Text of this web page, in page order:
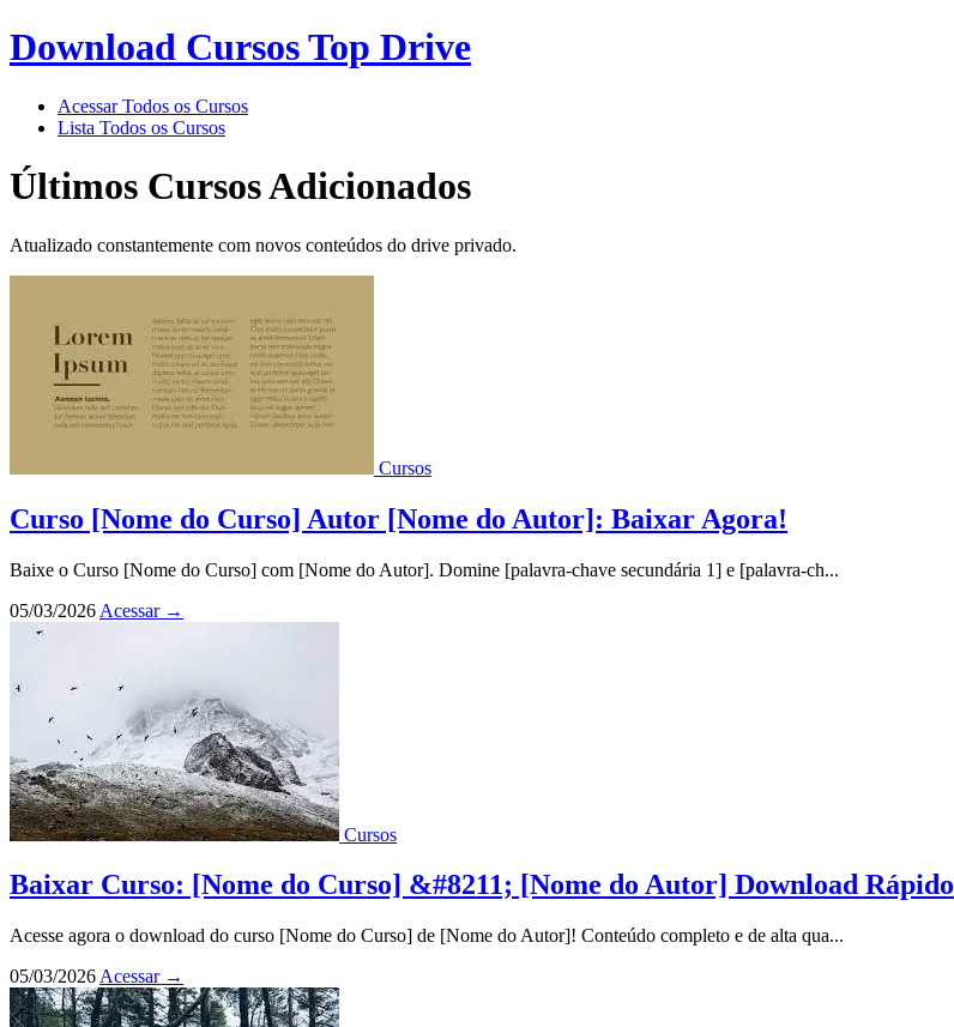
Download Cursos Top Drive
Acessar Todos os Cursos
Lista Todos os Cursos
Últimos Cursos Adicionados
Atualizado constantemente com novos conteúdos do drive privado.
Cursos
Curso [Nome do Curso] Autor [Nome do Autor]: Baixar Agora!
Baixe o Curso [Nome do Curso] com [Nome do Autor]. Domine [palavra-chave secundária 1] e [palavra-ch...
05/03/2026 Acessar →
Cursos
Baixar Curso: [Nome do Curso] &#8211; [Nome do Autor] Download Rápido
Acesse agora o download do curso [Nome do Curso] de [Nome do Autor]! Conteúdo completo e de alta qua...
05/03/2026 Acessar →